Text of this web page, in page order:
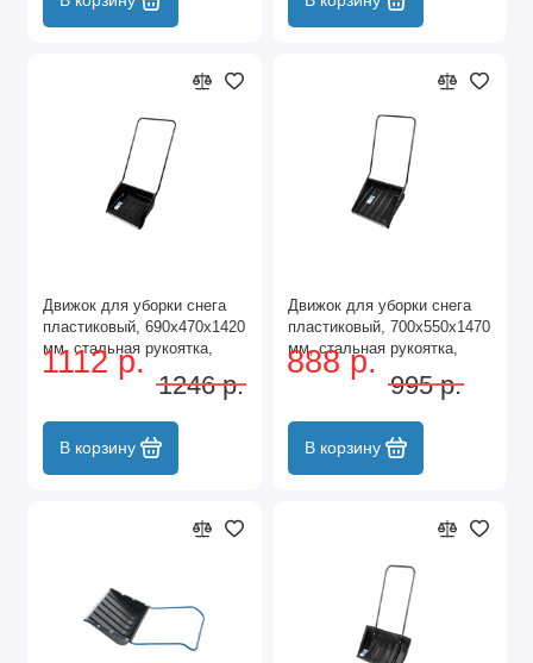
Движок для уборки снега
пластиковый, 690х470х1420
мм, стальная рукоятка,
Сибртех
1112 р.
1246 р.
В корзину
Движок для уборки снега
пластиковый, 700х550х1470
мм, стальная рукоятка,
Сибртех
888 р.
995 р.
В корзину